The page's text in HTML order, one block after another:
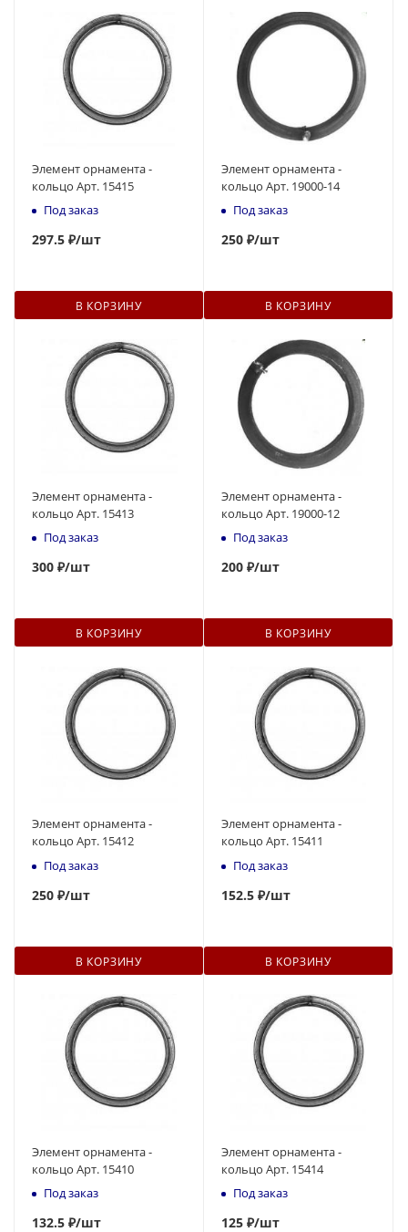
Элемент орнамента -
кольцо Арт. 15415
Под заказ
297.5 ₽/шт
В КОРЗИНУ
Элемент орнамента -
кольцо Арт. 19000-14
Под заказ
250 ₽/шт
В КОРЗИНУ
Элемент орнамента -
кольцо Арт. 15413
Под заказ
300 ₽/шт
В КОРЗИНУ
Элемент орнамента -
кольцо Арт. 19000-12
Под заказ
200 ₽/шт
В КОРЗИНУ
Элемент орнамента -
кольцо Арт. 15412
Под заказ
250 ₽/шт
В КОРЗИНУ
Элемент орнамента -
кольцо Арт. 15411
Под заказ
152.5 ₽/шт
В КОРЗИНУ
Элемент орнамента -
кольцо Арт. 15410
Под заказ
132.5 ₽/шт
Элемент орнамента -
кольцо Арт. 15414
Под заказ
125 ₽/шт